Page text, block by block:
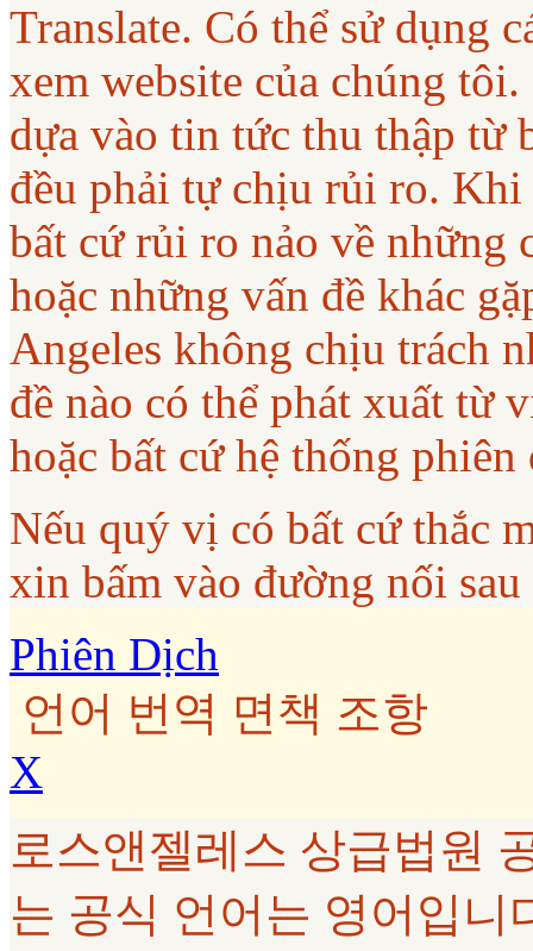
Translate. Có thể sử dụng
xem website của chúng
dựa vào tin tức thu thập từ
đều phải tự chịu rủi ro.
bất cứ rủi ro nảo về những
hoặc những vấn đề khác
Angeles không chịu trách
đề nào có thể phát xuất từ
hoặc bất cứ hệ thống
Nếu quý vị có bất cứ thắc
xin bấm vào đường nối
Phiên Dịch
언어 번역 면책 조항
X
로스앤젤레스 상급법원
는 공식 언어는 영어입니